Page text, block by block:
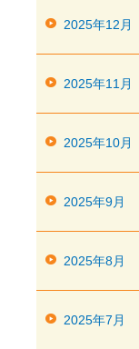
2025年12月
2025年11月
2025年10月
2025年9月
2025年8月
2025年7月